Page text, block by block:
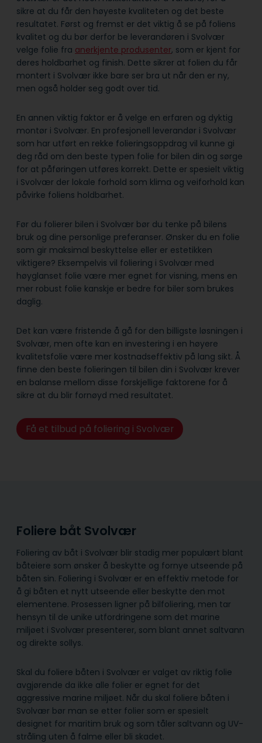
sikre at du får den høyeste kvaliteten og det beste
resultatet. Først og fremst er det viktig å se på foliens
kvalitet og du bør derfor be leverandøren i Svolvær
velge folie fra anerkjente produsenter, som er kjent for
deres holdbarhet og finish. Dette sikrer at folien du får
montert i Svolvær ikke bare ser bra ut når den er ny,
men også holder seg godt over tid.
En annen viktig faktor er å velge en erfaren og dyktig
montør i Svolvær. En profesjonell leverandør i Svolvær
som har utført en rekke folieringsoppdrag vil kunne gi
deg råd om den beste typen folie for bilen din og sørge
for at påføringen utføres korrekt. Dette er spesielt viktig
i Svolvær der lokale forhold som klima og veiforhold kan
påvirke foliens holdbarhet.
Før du folierer bilen i Svolvær bør du tenke på bilens
bruk og dine personlige preferanser. Ønsker du en folie
som gir maksimal beskyttelse eller er estetikken
viktigere? Eksempelvis vil foliering i Svolvær med
høyglanset folie være mer egnet for visning, mens en
mer robust folie kanskje er bedre for biler som brukes
daglig.
Det kan være fristende å gå for den billigste løsningen i
Svolvær, men ofte kan en investering i en høyere
kvalitetsfolie være mer kostnadseffektiv på lang sikt. Å
finne den beste folieringen til bilen din i Svolvær krever
en balanse mellom disse forskjellige faktorene for å
sikre at du blir fornøyd med resultatet.
Få et tilbud på foliering i Svolvær
Foliere båt Svolvær
Foliering av båt i Svolvær blir stadig mer populært blant
båteiere som ønsker å beskytte og fornye utseende på
båten sin. Foliering i Svolvær er en effektiv metode for
å gi båten et nytt utseende eller beskytte den mot
elementene. Prosessen ligner på bilfoliering, men tar
hensyn til de unike utfordringene som det marine
miljøet i Svolvær presenterer, som blant annet saltvann
og direkte sollys.
Skal du foliere båten i Svolvær er valget av riktig folie
avgjørende da ikke alle folier er egnet for det
aggressive marine miljøet. Når du skal foliere båten i
Svolvær bør man se etter folier som er spesielt
designet for maritim bruk og som tåler saltvann og UV-
stråling uten å falme eller bli skadet.